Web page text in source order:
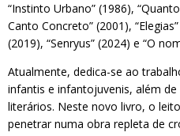
“Instinto Urbano” (1986),
Canto Concreto” (2001),
(2019), “Senryus” (2024) e “O
Atualmente, dedica-se ao
infantis e infantojuvenis, além
literários. Neste novo livro, o
penetrar numa obra repleta de